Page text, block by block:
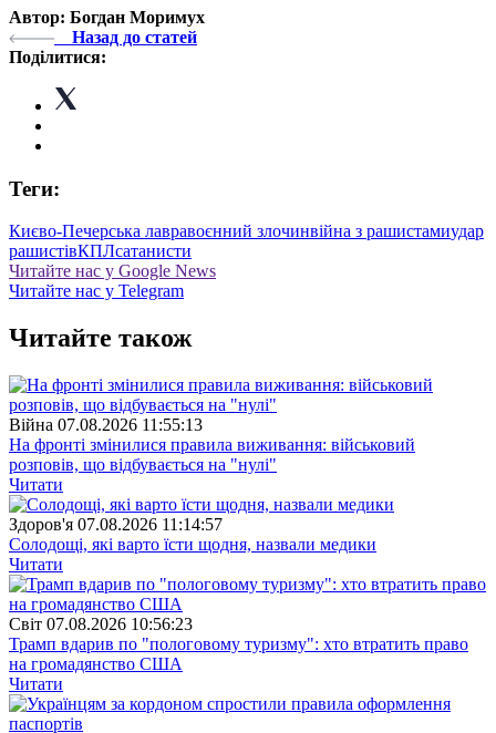
Автор: Богдан Моримух
Назад до статей
Поділитися:
Теги:
Києво-Печерська лавравоєнний злочинвійна з рашистамиудар
рашистівКПЛсатанисти
Читайте нас у Google News
Читайте нас у Telegram
Читайте також
Війна 07.08.2026 11:55:13
На фронті змінилися правила виживання: військовий
розповів, що відбувається на "нулі"
Читати
Здоров'я 07.08.2026 11:14:57
Солодощі, які варто їсти щодня, назвали медики
Читати
Свiт 07.08.2026 10:56:23
Трамп вдарив по "пологовому туризму": хто втратить право
на громадянство США
Читати